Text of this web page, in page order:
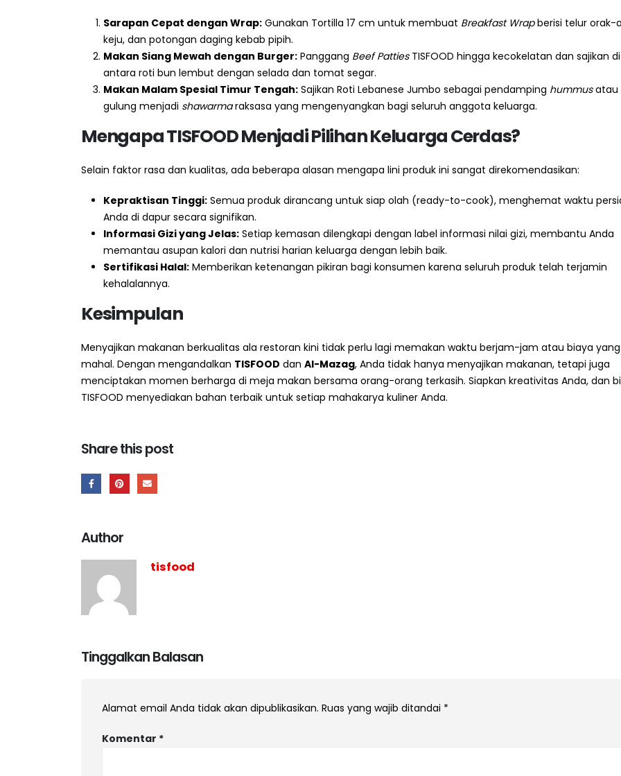
Sarapan Cepat dengan Wrap: Gunakan Tortilla 17 cm untuk membuat Breakfast Wrapberisi telur orak-
keju, dan potongan daging kebab pipih.
Makan Siang Mewah dengan Burger: Panggang Beef PattiesTISFOOD hingga kecokelatan dan sajikan di
antara roti bun lembut dengan selada dan tomat segar.
Makan Malam Spesial Timur Tengah: Sajikan Roti Lebanese Jumbo sebagai pendamping hummusatau
gulung menjadi shawarmaraksasa yang mengenyangkan bagi seluruh anggota keluarga.
Mengapa TISFOOD Menjadi Pilihan Keluarga Cerdas?
Selain faktor rasa dan kualitas, ada beberapa alasan mengapa lini produk ini sangat direkomendasikan:
Kepraktisan Tinggi: Semua produk dirancang untuk siap olah (ready-to-cook), menghemat waktu
Anda di dapur secara signifikan.
Informasi Gizi yang Jelas: Setiap kemasan dilengkapi dengan label informasi nilai gizi, membantu Anda
memantau asupan kalori dan nutrisi harian keluarga dengan lebih baik.
Sertifikasi Halal: Memberikan ketenangan pikiran bagi konsumen karena seluruh produk telah terjamin
kehalalannya.
Kesimpulan
Menyajikan makanan berkualitas ala restoran kini tidak perlu lagi memakan waktu berjam-jam atau biaya yang
mahal. Dengan mengandalkan TISFOOD dan Al-Mazag, Anda tidak hanya menyajikan makanan, tetapi juga
menciptakan momen berharga di meja makan bersama orang-orang terkasih. Siapkan kreativitas Anda, dan
TISFOOD menyediakan bahan terbaik untuk setiap mahakarya kuliner Anda.
Share this post
Author
tisfood
Tinggalkan Balasan
Alamat email Anda tidak akan dipublikasikan. Ruas yang wajib ditandai *
Komentar *